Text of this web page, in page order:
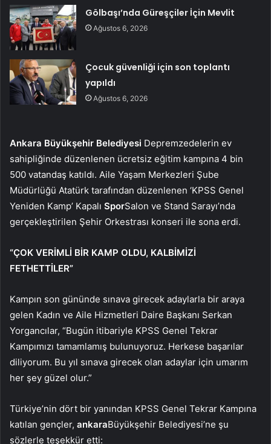
Gölbaşı’nda Güreşçiler İçin Mevlit
Ağustos 6, 2026
Çocuk güvenliği için son toplantı
yapıldı
Ağustos 6, 2026
Ankara Büyükşehir Belediyesi Depremzedelerin ev
sahipliğinde düzenlenen ücretsiz eğitim kampına 4 bin
500 vatandaş katıldı. Aile Yaşam Merkezleri Şube
Müdürlüğü Atatürk tarafından düzenlenen ‘KPSS Genel
Yeniden Kamp’ Kapalı SporSalon ve Stand Sarayı’nda
gerçekleştirilen Şehir Orkestrası konseri ile sona erdi.
“ÇOK VERİMLİ BİR KAMP OLDU, KALBİMİZİ
FETHETTİLER”
Kampın son gününde sınava girecek adaylarla bir araya
gelen Kadın ve Aile Hizmetleri Daire Başkanı Serkan
Yorgancılar, “Bugün itibariyle KPSS Genel Tekrar
Kampımızı tamamlamış bulunuyoruz. Herkese başarılar
diliyorum. Bu yıl sınava girecek olan adaylar için umarım
her şey güzel olur.”
Türkiye’nin dört bir yanından KPSS Genel Tekrar Kampına
katılan gençler, ankaraBüyükşehir Belediyesi’ne şu
sözlerle teşekkür etti: